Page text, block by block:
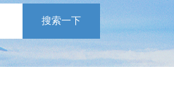
搜索一下